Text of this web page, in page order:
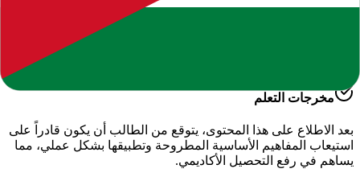
يساعد هذا الملف في تعزيز الفهم العميق لمادةالدراسية
إعداده بعناية ليتوافق مع المناهج الدراسية الحديثة وتلبية احتياجات
مخرجات التعلم
بعد الاطلاع على هذا المحتوى، يتوقع من الطالب أن يكون قادراً على
استيعاب المفاهيم الأساسية المطروحة وتطبيقها بشكل عملي، مما
يساهم في رفع التحصيل الأكاديمي.